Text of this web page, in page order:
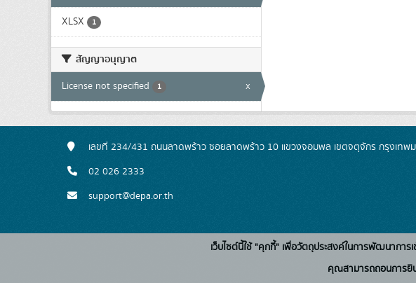
XLSX 1
สัญญาอนุญาต
License not specified 1 x
เลขที่ 234/431 ถนนลาดพร้าว ซอยลาดพร้าว 10 แขวงจอมพล เขตจตุจักร กรุงเทพ
02 026 2333
support@depa.or.th
เว็บไซต์นี้ใช้ "คุกกี้" เพื่อวัตถุประสงค์ในการพัฒนากา
คุณสามารถถอนการยิ